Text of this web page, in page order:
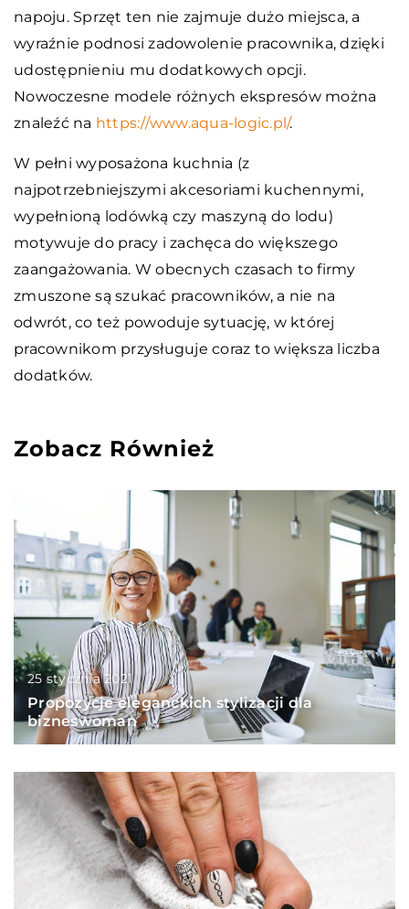
napoju. Sprzęt ten nie zajmuje dużo miejsca, a
wyraźnie podnosi zadowolenie pracownika, dzięki
udostępnieniu mu dodatkowych opcji.
Nowoczesne modele różnych ekspresów można
znaleźć na https://www.aqua-logic.pl/.
W pełni wyposażona kuchnia (z
najpotrzebniejszymi akcesoriami kuchennymi,
wypełnioną lodówką czy maszyną do lodu)
motywuje do pracy i zachęca do większego
zaangażowania. W obecnych czasach to firmy
zmuszone są szukać pracowników, a nie na
odwrót, co też powoduje sytuację, w której
pracownikom przysługuje coraz to większa liczba
dodatków.
Zobacz Również
25 stycznia 2021
Propozycje eleganckich stylizacji dla
bizneswoman